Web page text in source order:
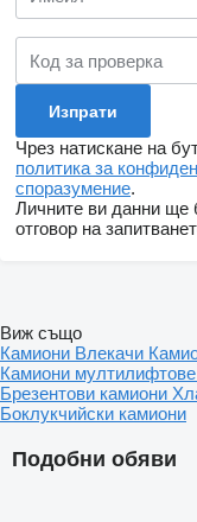
Чрез натискане на
политика за
споразумение.
Личните ви данни ще
отговор на
Подобни обяви
Виж също
Камиони Влекачи
Камиони мултилифтове
Брезентови камиони
Боклукчийски камиони